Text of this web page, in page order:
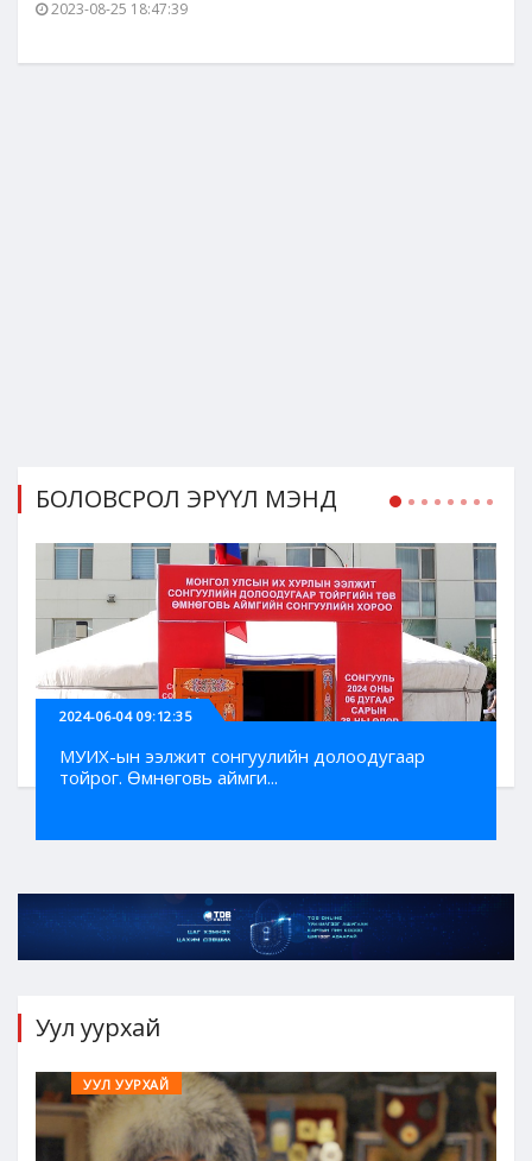
2023-08-25 18:47:39
БОЛОВСРОЛ ЭРҮҮЛ МЭНД
2024-06-04 09:12:35
МУИХ-ын ээлжит сонгуулийн долоодугаар
тойрог. Өмнөговь аймги...
Уул уурхай
УУЛ УУРХАЙ